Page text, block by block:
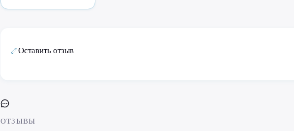
Оставить отзыв
ОТЗЫВЫ